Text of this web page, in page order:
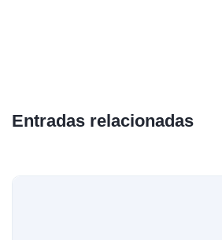
Entradas relacionadas